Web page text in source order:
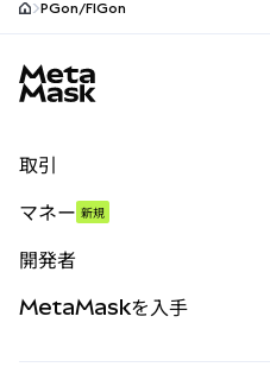
PGon/FIGon
取引
パーペチュアル
RWA
マネー 新規
開発者
MetaMaskを入手